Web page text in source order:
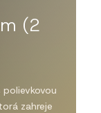
(2
zahreje